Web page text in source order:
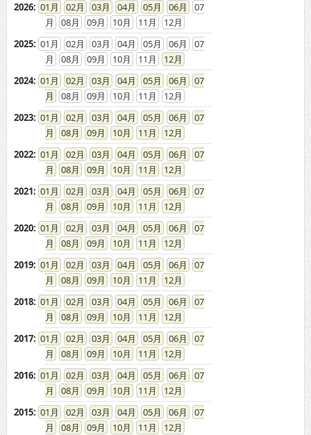
2026: 01 02 03 04 05 06
07
08
09 10 11
12
2025: 01 02 03 04 05 06
07
08
09 10 11
12
2024: 01 02 03 04 05 06
07
08
09 10 11
12
2023: 01 02 03 04 05 06
07
08
09 10 11
12
2022: 01 02 03 04 05 06
07
08
09 10 11
12
2021: 01 02 03 04 05 06
07
08
09 10 11
12
2020: 01 02 03 04 05 06
07
08
09 10 11
12
2019: 01 02 03 04 05 06
07
08
09 10 11
12
2018: 01 02 03 04 05 06
07
08
09 10 11
12
2017: 01 02 03 04 05 06
07
08
09 10 11
12
2016: 01 02 03 04 05 06
07
08
09 10 11
12
2015: 01 02 03 04 05 06
07
08
09 10 11
12